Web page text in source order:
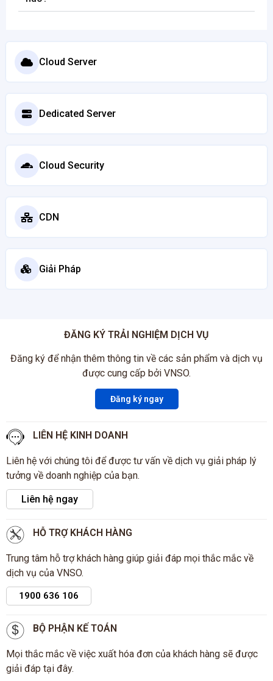
Cloud Server
Dedicated Server
Cloud Security
CDN
Giải Pháp
ĐĂNG KÝ TRẢI NGHIỆM DỊCH VỤ
Đăng ký để nhận thêm thông tin về các sản phẩm và dịch vụ
được cung cấp bởi VNSO.
Đăng ký ngay
LIÊN HỆ KINH DOANH
Liên hệ với chúng tôi để được tư vấn về dịch vụ giải pháp lý
tưởng về doanh nghiệp của bạn.
Liên hệ ngay
HỖ TRỢ KHÁCH HÀNG
Trung tâm hỗ trợ khách hàng giúp giải đáp mọi thắc mắc về
dịch vụ của VNSO.
1900 636 106
BỘ PHẬN KẾ TOÁN
Mọi thắc mắc về việc xuất hóa đơn của khách hàng sẽ được
giải đáp tại đây.